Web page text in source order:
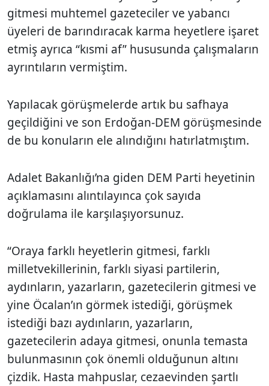
gitmesi muhtemel gazeteciler ve yabancı
üyeleri de barındıracak karma heyetlere işaret
etmiş ayrıca “kısmi af” hususunda çalışmaların
ayrıntıların vermiştim.
Yapılacak görüşmelerde artık bu safhaya
geçildiğini ve son Erdoğan-DEM görüşmesinde
de bu konuların ele alındığını hatırlatmıştım.
Adalet Bakanlığı’na giden DEM Parti heyetinin
açıklamasını alıntılayınca çok sayıda
doğrulama ile karşılaşıyorsunuz.
“Oraya farklı heyetlerin gitmesi, farklı
milletvekillerinin, farklı siyasi partilerin,
aydınların, yazarların, gazetecilerin gitmesi ve
yine Öcalan’ın görmek istediği, görüşmek
istediği bazı aydınların, yazarların,
gazetecilerin adaya gitmesi, onunla temasta
bulunmasının çok önemli olduğunun altını
çizdik. Hasta mahpuslar, cezaevinden şartlı